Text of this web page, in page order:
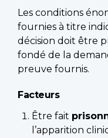
Les conditions
fournies à titre
décision doit être
fondé de la
preuve fournis.
Facteurs
Être fait
l’apparition